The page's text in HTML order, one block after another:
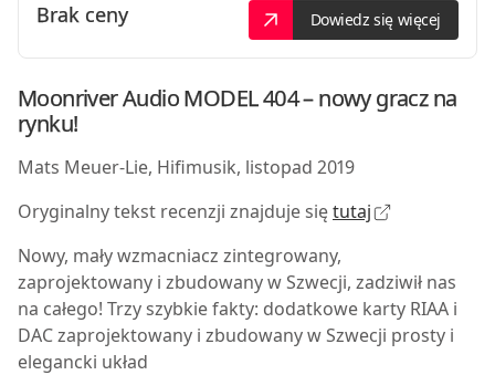
Brak ceny Dowiedz się więcej
Moonriver Audio MODEL 404 – nowy gracz na
rynku!
Mats Meuer-Lie, Hifimusik, listopad 2019
Oryginalny tekst recenzji znajduje siętutaj
Nowy, mały wzmacniacz zintegrowany,
zaprojektowany i zbudowany w Szwecji, zadziwił nas
na całego! Trzy szybkie fakty: dodatkowe karty RIAA i
DACzaprojektowany i zbudowany w Szwecji prosty i
elegancki układ